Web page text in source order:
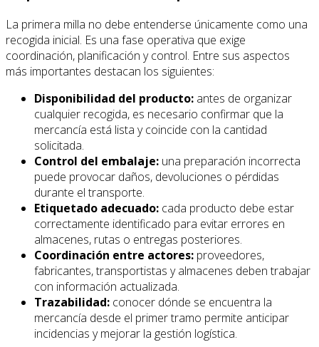
La primera milla no debe entenderse únicamente como una
recogida inicial. Es una fase operativa que exige
coordinación, planificación y control. Entre sus aspectos
más importantes destacan los siguientes:
Disponibilidad del producto: antes de organizar
cualquier recogida, es necesario confirmar que la
mercancía está lista y coincide con la cantidad
solicitada.
Control del embalaje: una preparación incorrecta
puede provocar daños, devoluciones o pérdidas
durante el transporte.
Etiquetado adecuado: cada producto debe estar
correctamente identificado para evitar errores en
almacenes, rutas o entregas posteriores.
Coordinación entre actores: proveedores,
fabricantes, transportistas y almacenes deben trabajar
con información actualizada.
Trazabilidad: conocer dónde se encuentra la
mercancía desde el primer tramo permite anticipar
incidencias y mejorar la gestión logística.